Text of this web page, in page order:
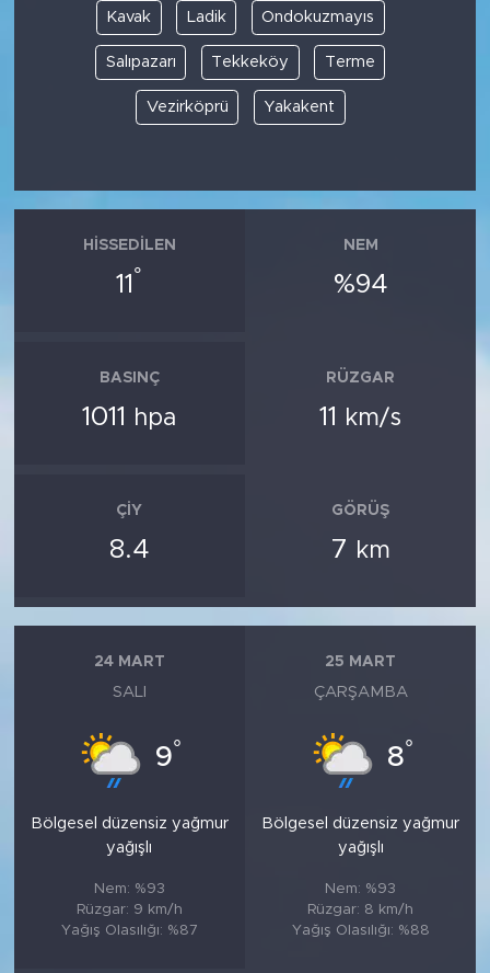
Kavak Ladik Ondokuzmayıs
Salıpazarı Tekkeköy Terme
Vezirköprü Yakakent
HISSEDILEN
11 °
NEM
%94
BASINÇ
1011 hpa
RÜZGAR
11 km/s
ÇIY
8.4
GÖRÜŞ
7 km
24 MART
SALI
9°
Bölgesel düzensiz yağmur
yağışlı
Nem: %93
Rüzgar: 9 km/h
Yağış Olasılığı: %87
25 MART
ÇARŞAMBA
8°
Bölgesel düzensiz yağmur
yağışlı
Nem: %93
Rüzgar: 8 km/h
Yağış Olasılığı: %88